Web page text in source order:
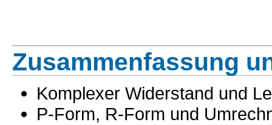
Zusammenfassung
Komplexer Widerstand und
P-Form, R-Form und